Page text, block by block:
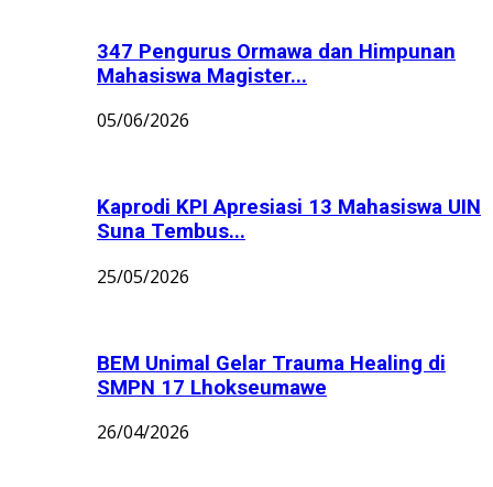
347 Pengurus Ormawa dan Himpunan
Mahasiswa Magister...
05/06/2026
Kaprodi KPI Apresiasi 13 Mahasiswa UIN
Suna Tembus...
25/05/2026
BEM Unimal Gelar Trauma Healing di
SMPN 17 Lhokseumawe
26/04/2026